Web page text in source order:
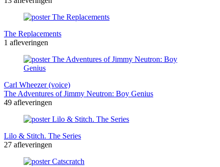
The Replacements
1 afleveringen
Carl Wheezer (voice)
The Adventures of Jimmy Neutron: Boy Genius
49 afleveringen
Lilo & Stitch. The Series
27 afleveringen